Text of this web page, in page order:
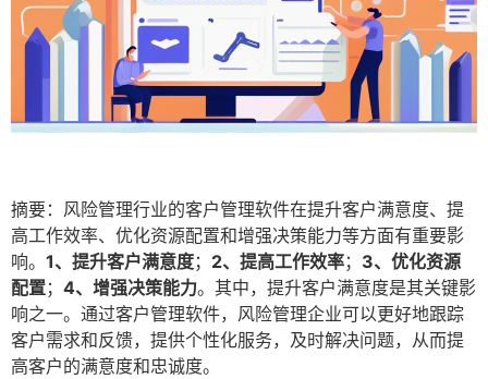
摘要：风险管理行业的客户管理软件在提升客户满意度、提
高工作效率、优化资源配置和增强决策能力等方面有重要影
响。 1、提升客户满意度； 2、提高工作效率； 3、优化资源
配置； 4、增强决策能力。其中，提升客户满意度是其关键影
响之一。通过客户管理软件，风险管理企业可以更好地跟踪
客户需求和反馈，提供个性化服务，及时解决问题，从而提
高客户的满意度和忠诚度。